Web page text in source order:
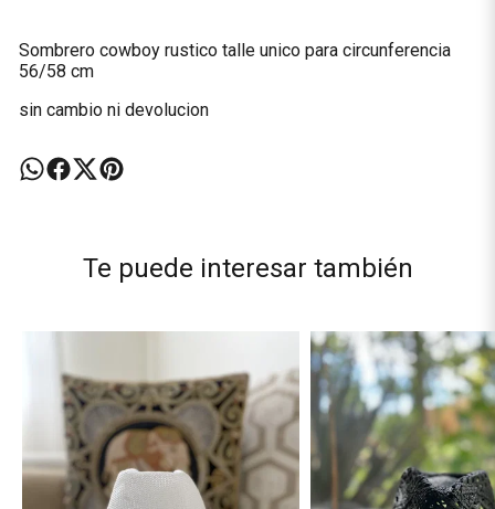
Sombrero cowboy rustico talle unico para circunferencia
56/58 cm
sin cambio ni devolucion
Te puede interesar también